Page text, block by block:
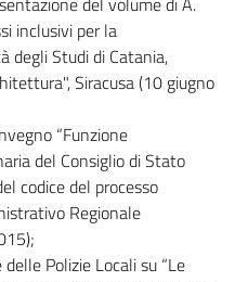
inclusivi per la
degli Studi di Catania,
Siracusa (10 giugno
“Funzione
del Consiglio di Stato
codice del processo
Regionale
Polizie Locali su “Le